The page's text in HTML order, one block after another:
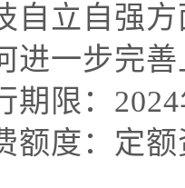
自立自强
进一步完
限：
度：定额